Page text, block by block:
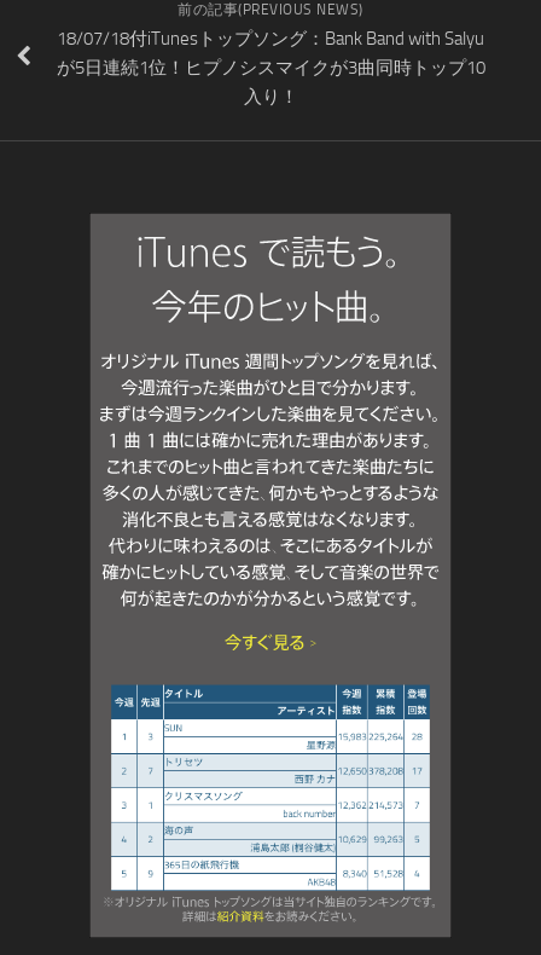
前の記事(PREVIOUS NEWS)
18/07/18付iTunesトップソング：Bank Band with Salyu
が5日連続1位！ヒプノシスマイクが3曲同時トップ10
入り！